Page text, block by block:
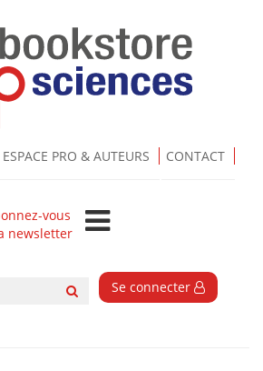
ESPACE PRO & AUTEURS CONTACT
vous
newsletter
Se connecter